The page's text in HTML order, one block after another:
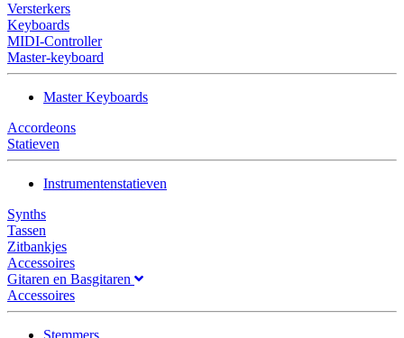
Versterkers
Keyboards
MIDI-Controller
Master-keyboard
Master Keyboards
Accordeons
Statieven
Instrumentenstatieven
Synths
Tassen
Zitbankjes
Accessoires
Gitaren en Basgitaren
Accessoires
Stemmers